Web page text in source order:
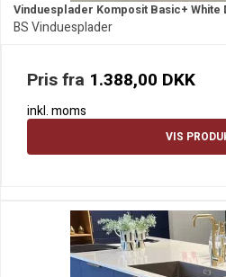
Vinduesplader Komposit Basic+ White
BS Vinduesplader
Pris fra 1.388,00 DKK
inkl. moms
VIS